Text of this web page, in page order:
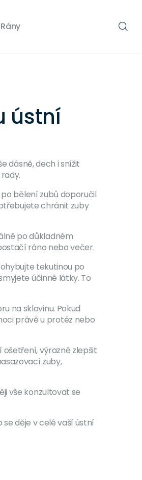
ústní
dásně, dech i snížit
bělení zubů doporučil
chránit zuby
po důkladném
ráno nebo večer.
tekutinou po
účinné látky. To
na sklovinu. Pokud
právě u protéz nebo
ošetření, výrazně zlepšit
zuby,
vše konzultovat se
děje v celé vaší ústní